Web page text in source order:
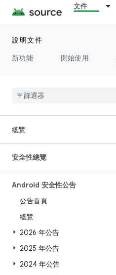
文件
說明文件
新功能
開始使用
總覽
安全性總覽
Android 安全性公告
公告首頁
總覽
2026 年公告
2025 年公告
2024 年公告